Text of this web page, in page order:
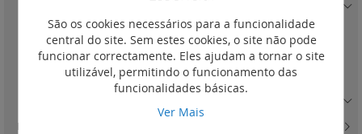
Tomadas RJ11 e RJ12(2)
R.D.I.S. - 2 módulos(0)
Painel de interligação para voz 50 portas 110 connect(1)
LCS3 cat. 8, 6A e 6 - acessórios
São os cookies necessários para a funcionalidade
central do site. Sem estes cookies, o site não pode
funcionar correctamente. Eles ajudam a tornar o site
utilizável, permitindo o funcionamento das
funcionalidades básicas.
Ver Mais